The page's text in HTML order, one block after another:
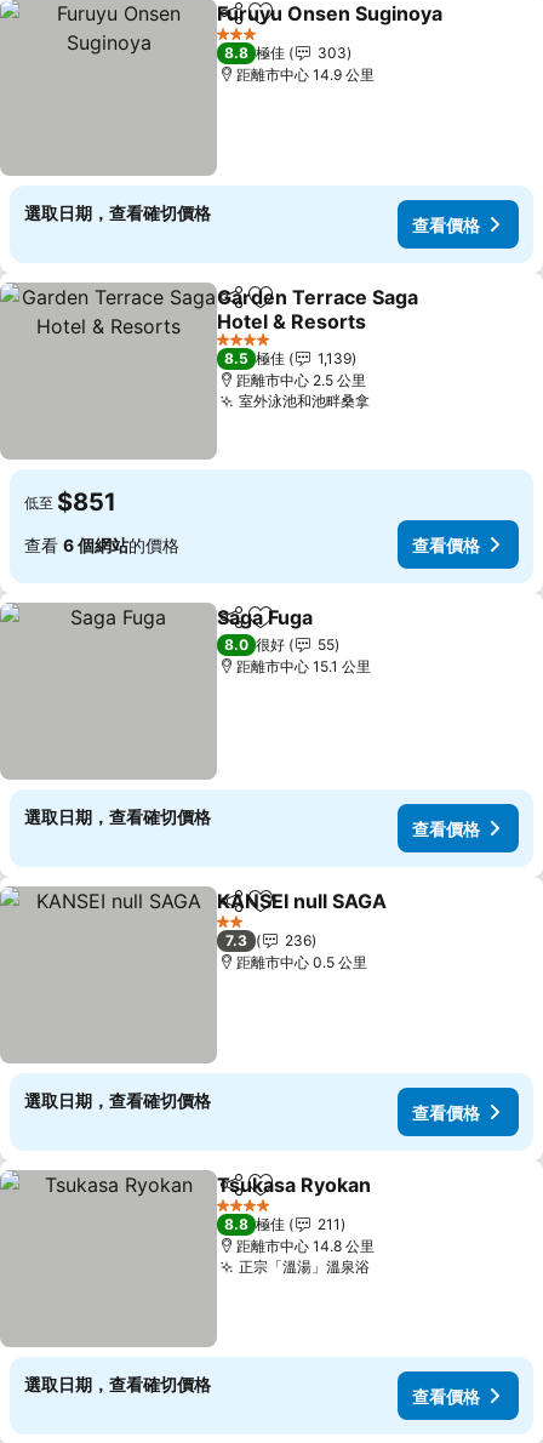
分享 放到收藏夾
Furuyu Onsen Suginoya
3 星級
8.8 極佳
303
距離市中心 14.9 公里
選取日期，查看確切價格
查看價格
分享 放到收藏夾
Garden Terrace Saga
Hotel & Resorts
4 星級
8.5 極佳
1,139
距離市中心 2.5 公里
室外泳池和池畔桑拿
低至 $851
查看 6 個網站的價格 查看價格
分享 放到收藏夾
Saga Fuga
8.0 很好
55
距離市中心 15.1 公里
選取日期，查看確切價格
查看價格
分享 放到收藏夾
KANSEI null SAGA
2 星級
7.3
236
距離市中心 0.5 公里
選取日期，查看確切價格
查看價格
分享 放到收藏夾
Tsukasa Ryokan
4 星級
8.8 極佳
211
距離市中心 14.8 公里
正宗「溫湯」溫泉浴
選取日期，查看確切價格
查看價格